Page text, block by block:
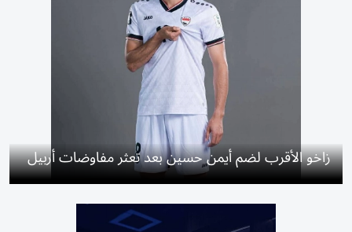
زاخو الأقرب لضم أيمن حسين بعد تعثر مفاوضات أربيل